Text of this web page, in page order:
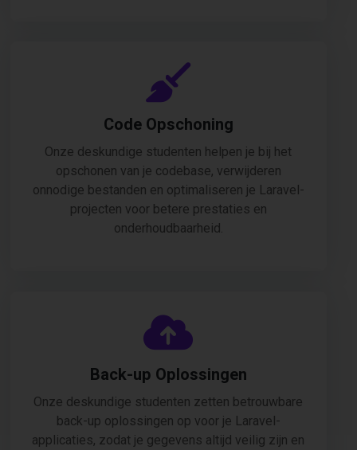
Code Opschoning
Onze deskundige studenten helpen je bij het
opschonen van je codebase, verwijderen
onnodige bestanden en optimaliseren je Laravel-
projecten voor betere prestaties en
onderhoudbaarheid.
Back-up Oplossingen
Onze deskundige studenten zetten betrouwbare
back-up oplossingen op voor je Laravel-
applicaties, zodat je gegevens altijd veilig zijn en